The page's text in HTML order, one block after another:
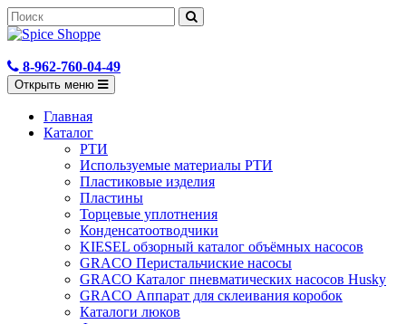
8-962-760-04-49
Открыть меню
Главная
Каталог
РТИ
Используемые материалы РТИ
Пластиковые изделия
Пластины
Торцевые уплотнения
Конденсатоотводчики
KIESEL обзорный каталог объёмных насосов
GRACO Перистальчиские насосы
GRACO Каталог пневматических насосов Husky
GRACO Аппарат для склеивания коробок
Каталоги люков